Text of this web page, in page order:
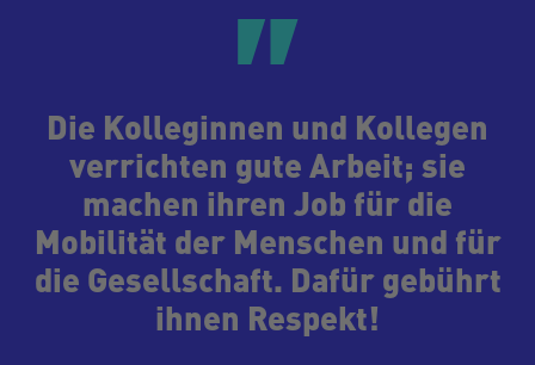
Die Kolleginnen und Kollegen
verrichten gute Arbeit; sie
machen ihren Job für die
Mobilität der Menschen und für
die Gesellschaft. Dafür gebührt
ihnen Respekt!